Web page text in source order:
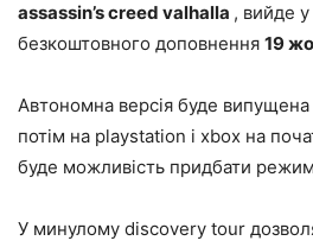
assassin’s creed valhalla , вийде у
безкоштовного доповнення 19
Автономна версія буде
потім на playstation і xbox на
буде можливість придбати
У минулому discovery tour